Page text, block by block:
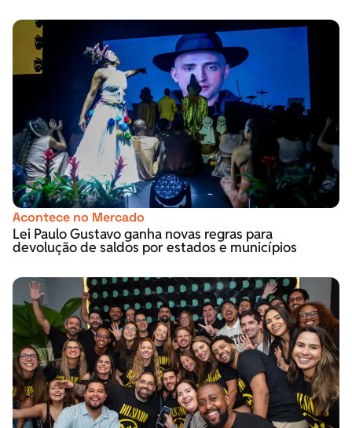
Acontece no Mercado
Lei Paulo Gustavo ganha novas regras para
devolução de saldos por estados e municípios